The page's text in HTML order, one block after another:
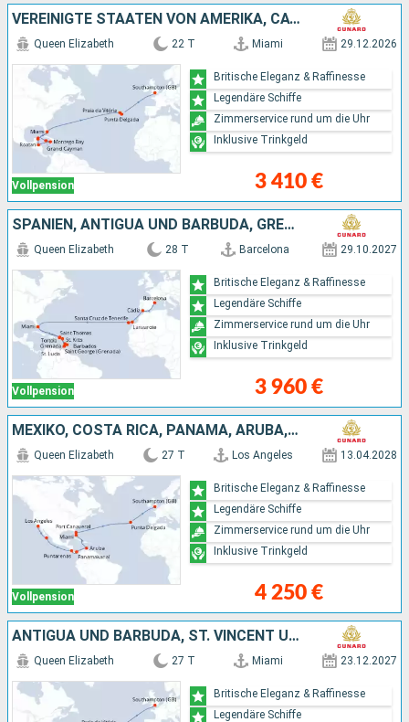
VEREINIGTE STAATEN VON AMERIKA, CAYMAN ISLANDS, JAMAIKA, HONDURAS, MEXIKO, PORTUGAL
Vollpension
Queen Elizabeth 22 T Miami 29.12.2026
3 410 €
Britische Eleganz & Raffinesse
Legendäre Schiffe
Zimmerservice rund um die Uhr
Inklusive Trinkgeld
SPANIEN, ANTIGUA UND BARBUDA, GRENADA, BARBADOS, SAINT LUCIA, VEREINIGTE STAATEN VON AMERIKA
Vollpension
Queen Elizabeth 28 T Barcelona 29.10.2027
3 960 €
Britische Eleganz & Raffinesse
Legendäre Schiffe
Zimmerservice rund um die Uhr
Inklusive Trinkgeld
MEXIKO, COSTA RICA, PANAMA, ARUBA, VEREINIGTE STAATEN VON AMERIKA, PORTUGAL
Vollpension
Queen Elizabeth 27 T Los Angeles 13.04.2028
4 250 €
Britische Eleganz & Raffinesse
Legendäre Schiffe
Zimmerservice rund um die Uhr
Inklusive Trinkgeld
ANTIGUA UND BARBUDA, ST. VINCENT UND DIE GRENADINEN, BARBADOS, SAINT LUCIA, VEREINIGTE STAATEN VON AMERIKA, PORTUGAL
Queen Elizabeth 27 T Miami 23.12.2027
Britische Eleganz & Raffinesse
Legendäre Schiffe